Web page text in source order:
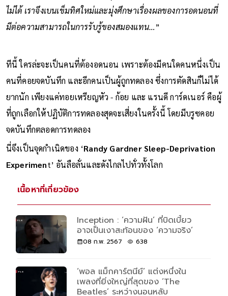
ไม่ได้ เราจึงเบนเข็มทิศใหม่และมุ่งศึกษาเรื่องผลของการอดนอนที่
มีต่อความสามารถในการรับรู้ของสมองแทน…”
ทีนี้ ใครล่ะจะเป็นคนที่ต้องอดนอน เพราะต้องมีคนใดคนหนึ่งเป็น
คนที่คอยจดบันทึก และอีกคนเป็นผู้ถูกทดลอง ซึ่งการตัดสินก็ไม่ได้
ยากนัก เพียงแค่ทอยเหรียญหัว - ก้อย และ แรนดี การ์ดเนอร์ คือผู้
ที่ถูกเลือกให้ปฏิบัติการทดลองสุดจะเสี่ยงในครั้งนี้ โดยมีบรูซคอย
จดบันทึกตลอดการทดลอง
นี่จึงเป็นจุดกำเนิดของ ‘Randy Gardner Sleep-Deprivation
Experiment’ อันลือลั่นและดังไกลไปทั่วทั้งโลก
เนื้อหาที่เกี่ยวข้อง
Inception : ‘ความฝัน’ ที่บิดเบี้ยว
อาจเป็นเงาสะท้อนของ ‘ความจริง’
08 ก.พ. 2567 638
‘พอล แม็กคาร์ตนีย์’ แต่งหนึ่งใน
เพลงที่ยิ่งใหญ่ที่สุดของ ‘The
Beatles’ ระหว่างนอนหลับ